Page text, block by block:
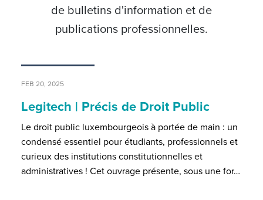
de bulletins d'information et de
publications professionnelles.
FEB 20, 2025
Legitech | Précis de Droit Public
Le droit public luxembourgeois à portée de main : un
condensé essentiel pour étudiants, professionnels et
curieux des institutions constitutionnelles et
administratives ! Cet ouvrage présente, sous une for…